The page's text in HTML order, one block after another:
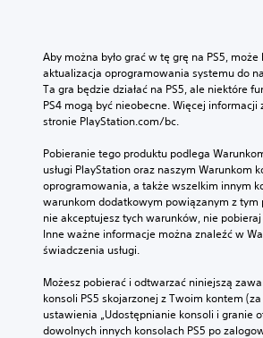
Aby można było grać w tę grę na PS5, może
aktualizacja oprogramowania systemu do
Ta gra będzie działać na PS5, ale niektóre
PS4 mogą być nieobecne. Więcej informacji
stronie PlayStation.com/bc.
Pobieranie tego produktu podlega
usługi PlayStation oraz naszym Warunkom
oprogramowania, a także wszelkim innym
warunkom dodatkowym powiązanym z tym
nie akceptujesz tych warunków, nie
Inne ważne informacje można znaleźć w
świadczenia usługi.
Możesz pobierać i odtwarzać niniejszą
konsoli PS5 skojarzonej z Twoim kontem
ustawienia „Udostępnianie konsoli i granie
dowolnych innych konsolach PS5 po